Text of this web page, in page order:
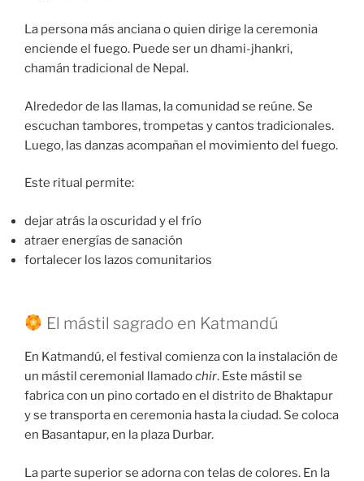
La persona más anciana o quien dirige la ceremonia
enciende el fuego. Puede ser un dhami-jhankri,
chamán tradicional de Nepal.
Alrededor de las llamas, la comunidad se reúne. Se
escuchan tambores, trompetas y cantos tradicionales.
Luego, las danzas acompañan el movimiento del fuego.
Este ritual permite:
dejar atrás la oscuridad y el frío
atraer energías de sanación
fortalecer los lazos comunitarios
El mástil sagrado en Katmandú
En Katmandú, el festival comienza con la instalación de
un mástil ceremonial llamadochir. Este mástil se
fabrica con un pino cortado en el distrito de Bhaktapur
y se transporta en ceremonia hasta la ciudad. Se coloca
en Basantapur, en la plaza Durbar.
La parte superior se adorna con telas de colores. En la